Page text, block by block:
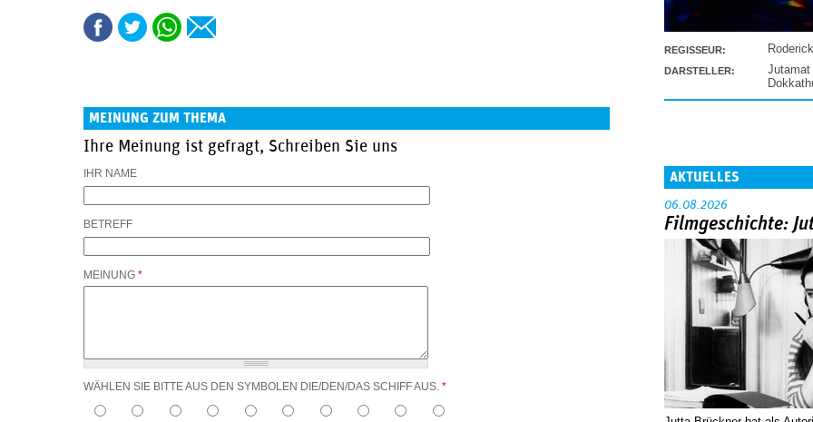
MEINUNG ZUM THEMA
Ihre Meinung ist gefragt, Schreiben Sie uns
IHR NAME
BETREFF
MEINUNG *
WÄHLEN SIE BITTE AUS DEN SYMBOLEN DIE/DEN/DAS SCHIFF AUS. *
REGISSEUR:
DARSTELLER:
Jutamat
AKTUELLES
06.08.2026
Filmgeschichte: